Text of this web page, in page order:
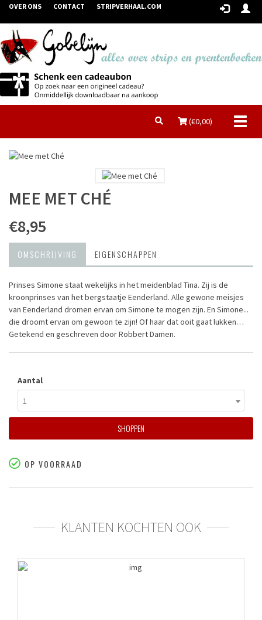
OVER ONS CONTACT STRIPVERHAAL.COM
(€0,00)
MEE MET CHÉ
€8,95
OMSCHRIJVING EIGENSCHAPPEN
Prinses Simone staat wekelijks in het meidenblad Tina. Zij is de
kroonprinses van het bergstaatje Eenderland. Alle gewone meisjes
van Eenderland dromen ervan om Simone te mogen zijn. En Simone...
die droomt ervan om gewoon te zijn! Of haar dat ooit gaat lukken…
Getekend en geschreven door Robbert Damen.
Aantal
1
SHOPPEN
OP VOORRAAD
KLANTEN KOCHTEN OOK